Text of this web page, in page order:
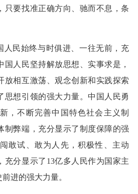
只要找准正确方向、驰而不息，条
民始终与时俱进、一往无前，充
国人民坚持解放思想、实事求是，
放相互激荡、观念创新和实践探索
思想引领的强大力量。中国人民勇
，不断完善中国特色社会主义制
制弊端，充分显示了制度保障的强
敢试、敢为人先，积极性、主动
充分显示了13亿多人民作为国家主
进的强大力量。